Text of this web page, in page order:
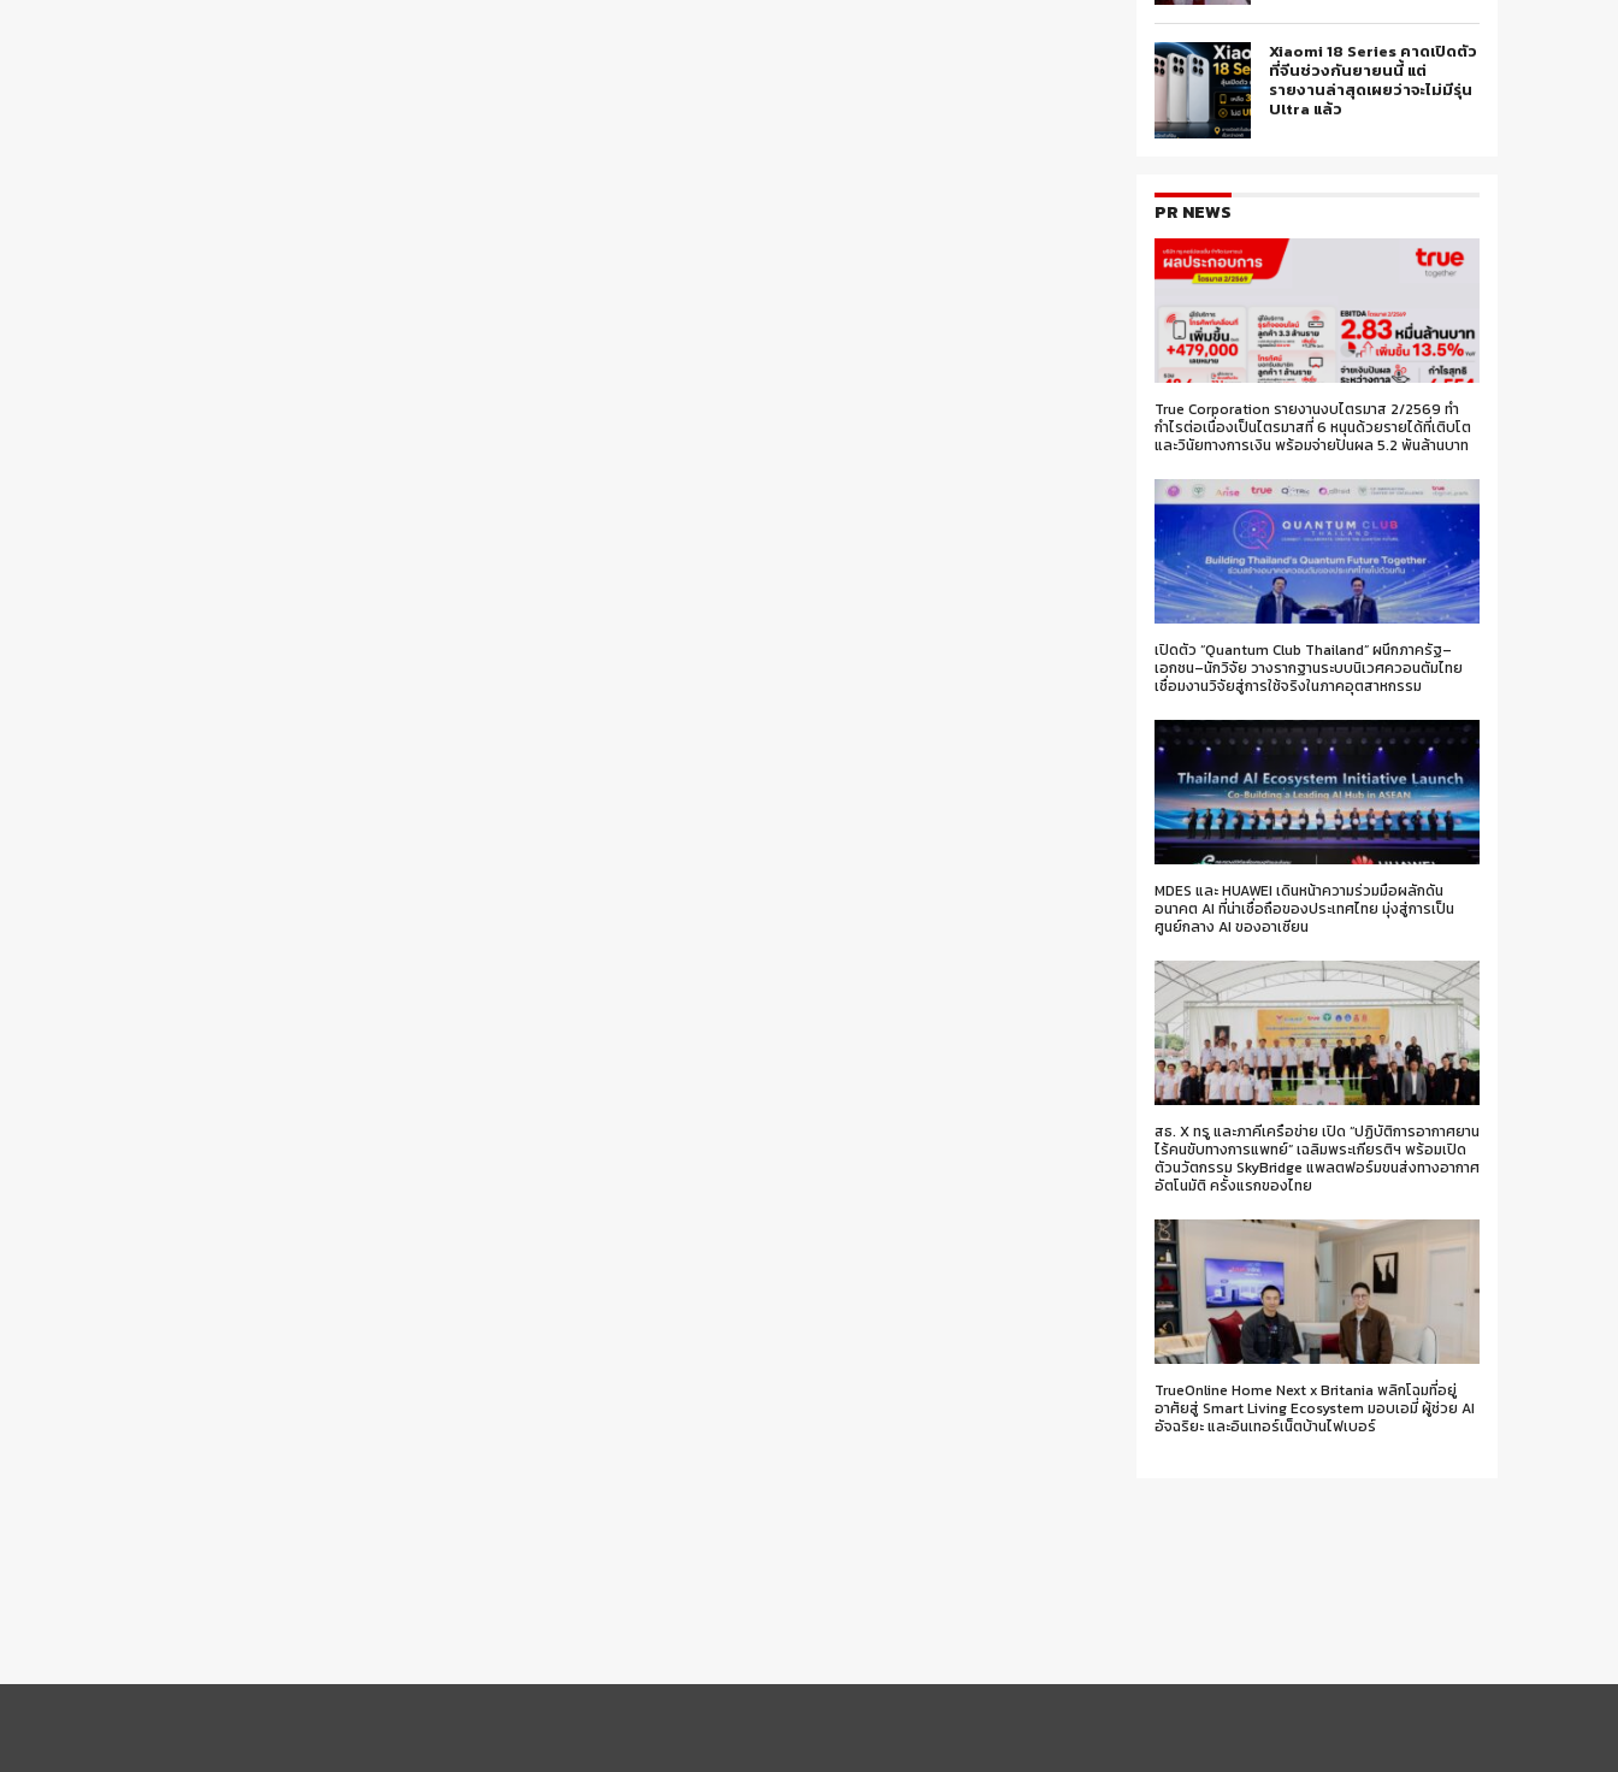
Xiaomi 18 Series คาดเปิดตัว
ที่จีนช่วงกันยายนนี้ แต่
รายงานล่าสุดเผยว่าจะไม่มีรุ่น
Ultra แล้ว
PR NEWS
True Corporation รายงานงบไตรมาส 2/2569 ทำ
กำไรต่อเนื่องเป็นไตรมาสที่ 6 หนุนด้วยรายได้ที่เติบโต
และวินัยทางการเงิน พร้อมจ่ายปันผล 5.2 พันล้านบาท
เปิดตัว “Quantum Club Thailand” ผนึกภาครัฐ–
เอกชน–นักวิจัย วางรากฐานระบบนิเวศควอนตัมไทย
เชื่อมงานวิจัยสู่การใช้จริงในภาคอุตสาหกรรม
MDES และ HUAWEI เดินหน้าความร่วมมือผลักดัน
อนาคต AI ที่น่าเชื่อถือของประเทศไทย มุ่งสู่การเป็น
ศูนย์กลาง AI ของอาเซียน
สธ. X ทรู และภาคีเครือข่าย เปิด “ปฏิบัติการอากาศยาน
ไร้คนขับทางการแพทย์” เฉลิมพระเกียรติฯ พร้อมเปิด
ตัวนวัตกรรม SkyBridge แพลตฟอร์มขนส่งทางอากาศ
อัตโนมัติ ครั้งแรกของไทย
TrueOnline Home Next x Britania พลิกโฉมที่อยู่
อาศัยสู่ Smart Living Ecosystem มอบเอมี่ ผู้ช่วย AI
อัจฉริยะ และอินเทอร์เน็ตบ้านไฟเบอร์